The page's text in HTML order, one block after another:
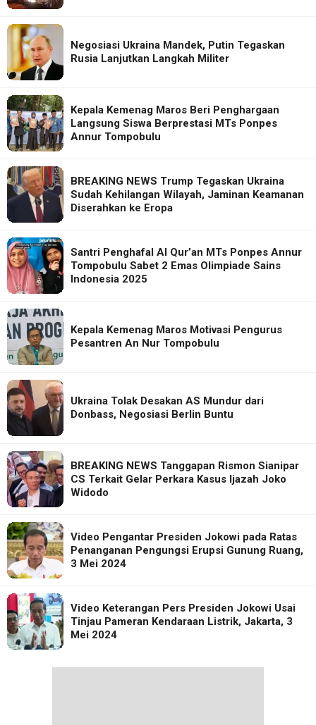
Negosiasi Ukraina Mandek, Putin Tegaskan
Rusia Lanjutkan Langkah Militer
Kepala Kemenag Maros Beri Penghargaan
Langsung Siswa Berprestasi MTs Ponpes
Annur Tompobulu
BREAKING NEWS Trump Tegaskan Ukraina
Sudah Kehilangan Wilayah, Jaminan Keamanan
Diserahkan ke Eropa
Santri Penghafal Al Qur’an MTs Ponpes Annur
Tompobulu Sabet 2 Emas Olimpiade Sains
Indonesia 2025
Kepala Kemenag Maros Motivasi Pengurus
Pesantren An Nur Tompobulu
Ukraina Tolak Desakan AS Mundur dari
Donbass, Negosiasi Berlin Buntu
BREAKING NEWS Tanggapan Rismon Sianipar
CS Terkait Gelar Perkara Kasus Ijazah Joko
Widodo
Video Pengantar Presiden Jokowi pada Ratas
Penanganan Pengungsi Erupsi Gunung Ruang,
3 Mei 2024
Video Keterangan Pers Presiden Jokowi Usai
Tinjau Pameran Kendaraan Listrik, Jakarta, 3
Mei 2024